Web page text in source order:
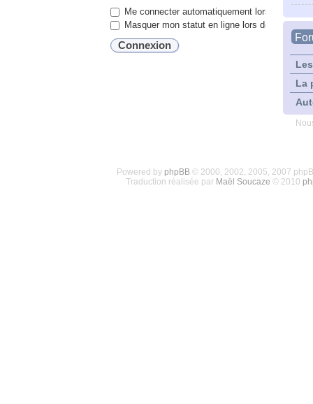
La
Me connecter automatiquement lors de
Masquer mon statut en ligne lors de cette
Powered by phpBB© 2000, 2002, 2005, 2007
Traduction réalisée par Maël Soucaze © 2010